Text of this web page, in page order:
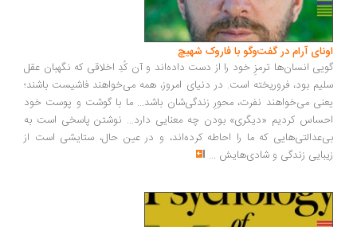
اونای آرام در گفت‌وگو با فاروک شهیچ‭
گویی انسان‌ها ترمزِ خود را از دست داده‌اند و آن کُدِ اخلاقی که نگهبان عقل
سلیم بود، فروریخته است. در دنیای امروز، همه می‌خواهند فاشیست باشند؛
یعنی می‌خواهند نفرت، محورِ زندگی‌شان باشد... ما با گوشت و پوست خود
احساس کردیم «دیگری» بودن چه معنایی دارد... نوشتن پاسخی است به
بی‌عدالتی‌هایی که ما را احاطه کرده‌اند، و در عین حال، ستایشی است از
زیبایی زندگی و شادی‌هایش ...